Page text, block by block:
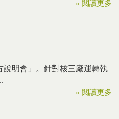
» 閱讀更多
說明會」。針對核三廠運轉執
» 閱讀更多